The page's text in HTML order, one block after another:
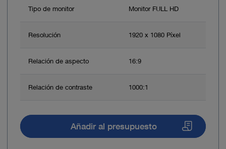
Tipo de monitor Monitor FULL HD
Resolución 1920 x 1080 Píxel
Relación de aspecto 16:9
Relación de contraste 1000:1
Añadir al presupuesto